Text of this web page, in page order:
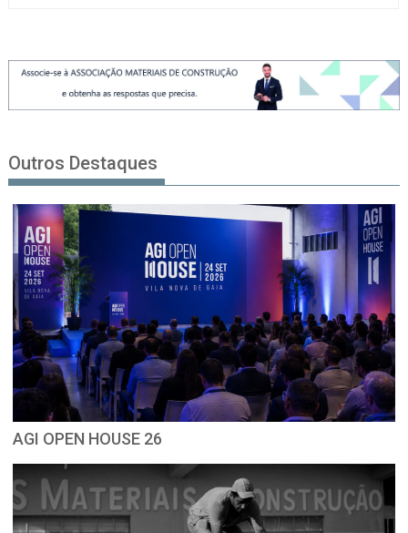
Outros Destaques
AGI OPEN HOUSE 26